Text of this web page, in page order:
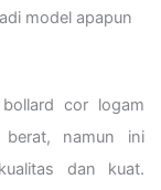
model apapun
cor logam
berat, namun ini
dan kuat.